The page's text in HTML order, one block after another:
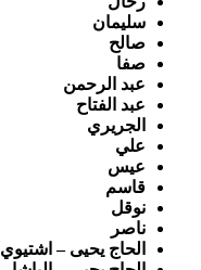
سليمان
صالح
صفا
عبد الرحمن
عبد الفتاح
الجريري
علي
عيس
قاسم
نوقل
ناصر
الحاج يحيى – اشتيوي